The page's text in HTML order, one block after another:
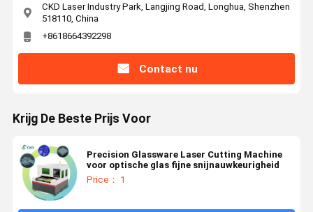
CKD Laser Industry Park, Langjing Road, Longhua, Shenzhen
518110, China
+8618664392298
Contact nu
Krijg De Beste Prijs Voor
Precision Glassware Laser Cutting Machine
voor optische glas fijne snijnauwkeurigheid
Price： 1